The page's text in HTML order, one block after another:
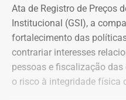
Ata de Registro de Preços
Institucional (GSI), a
fortalecimento das
contrariar interesses
pessoas e fiscalização
o risco à integridade física